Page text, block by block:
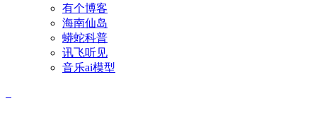
有个博客
海南仙岛
蟒蛇科普
讯飞听见
音乐ai模型